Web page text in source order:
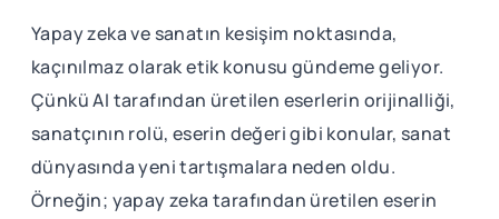
Yapay zeka ve sanatın kesişim noktasında,
kaçınılmaz olarak etik konusu gündeme geliyor.
Çünkü AI tarafından üretilen eserlerin orijinalliği,
sanatçının rolü, eserin değeri gibi konular, sanat
dünyasında yeni tartışmalara neden oldu.
Örneğin; yapay zeka tarafından üretilen eserin